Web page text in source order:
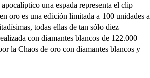
una espada representa el clip
oro es una edición limitada a 100 unidades a
todas ellas de tan sólo diez
con diamantes blancos de 122.000
la Chaos de oro con diamantes blancos y